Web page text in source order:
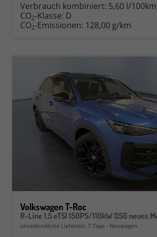
Verbrauch kombiniert: 5,60 l/100km
CO2-Klasse: D
CO2-Emissionen: 128,00 g/km
Volkswagen T-Roc
R-Line 1.5 eTSI 150PS/110kW DSG neues
unverbindliche Lieferzeit: 7 Tage Neuwagen